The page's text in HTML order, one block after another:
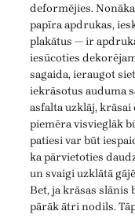
deformējies.
papīra apdrukas,
plakātus — ir
iesūcoties
sagaida, ieraugot
iekrāsotus auduma
asfalta uzklāj, krāsai
piemēra visvieglāk
patiesi var būt
ka pārvietoties
un svaigi uzklātā
Bet, ja krāsas slānis
pārāk ātri nodils.